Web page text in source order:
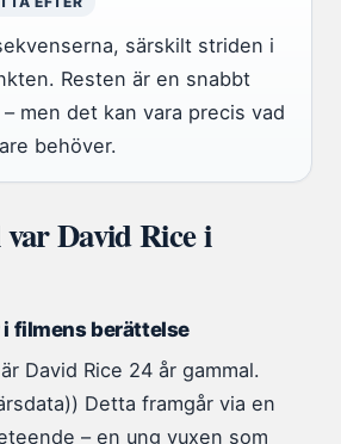
särskilt striden i
Resten är en snabbt
men det kan vara precis vad
behöver.
David Rice i
i filmens berättelse
David Rice 24 år gammal.
Detta framgår via en
– en ung vuxen som